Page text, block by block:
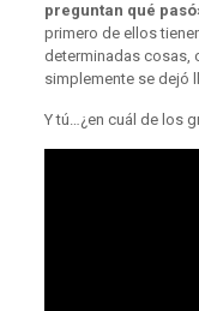
preguntan qué
primero de ellos
determinadas cosas,
simplemente se dejó
Y tú…¿en cuál de los